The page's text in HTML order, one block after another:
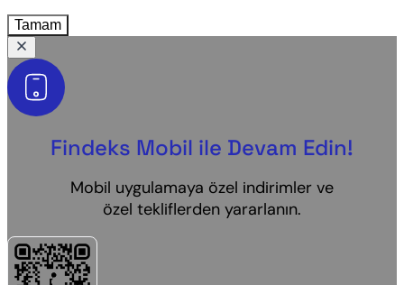
Tamam
Findeks Mobil ile Devam Edin!
Mobil uygulamaya özel indirimler ve
özel tekliflerden yararlanın.